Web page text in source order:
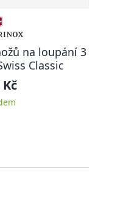
na loupání 3
Classic
Kč